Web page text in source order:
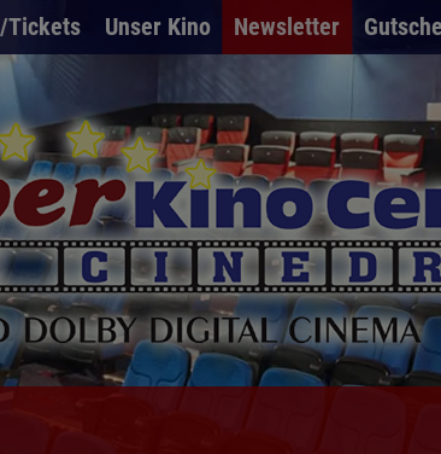
Tickets Unser Kino Newsletter